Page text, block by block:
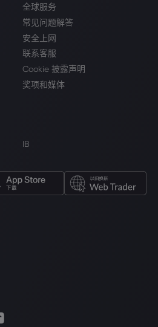
全球服务
常见问题解答
安全上网
联系客服
Cookie 披露声明
奖项和媒体
IB